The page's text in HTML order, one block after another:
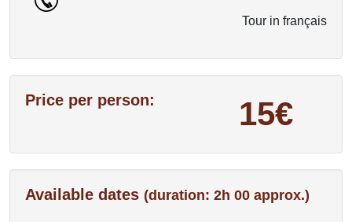
Tour in français
Price per person: 15€
Available dates (duration: 2h 00 approx.)